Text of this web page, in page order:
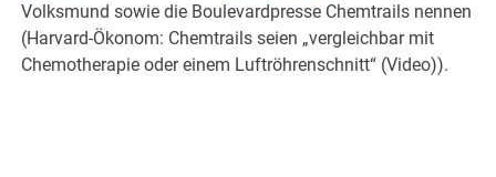
Volksmund sowie die Boulevardpresse Chemtrails nennen
(Harvard-Ökonom: Chemtrails seien „vergleichbar mit
Chemotherapie oder einem Luftröhrenschnitt“ (Video)).